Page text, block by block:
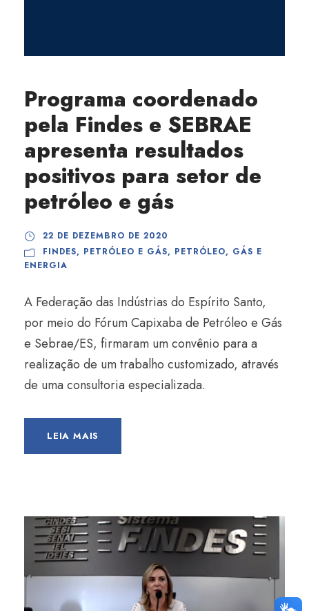
Programa coordenado
pela Findes e SEBRAE
apresenta resultados
positivos para setor de
petróleo e gás
22 DE DEZEMBRO DE 2020
FINDES, PETRÓLEO E GÁS, PETRÓLEO, GÁS E
ENERGIA
A Federação das Indústrias do Espírito Santo,
por meio do Fórum Capixaba de Petróleo e Gás
e Sebrae/ES, firmaram um convênio para a
realização de um trabalho customizado, através
de uma consultoria especializada.
LEIA MAIS